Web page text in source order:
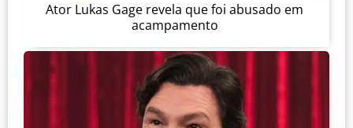
Ator Lukas Gage revela que foi abusado em
acampamento